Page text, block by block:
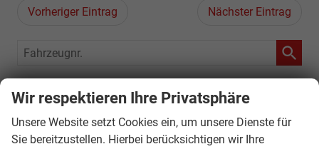
Vorheriger Eintrag Nächster Eintrag
Fahrzeugnr.
Geparkte Fahrzeuge (
Audi
Wir respektieren Ihre Privatsphäre
Unsere Website setzt Cookies ein, um unsere Dienste für
Sie bereitzustellen. Hierbei berücksichtigen wir Ihre